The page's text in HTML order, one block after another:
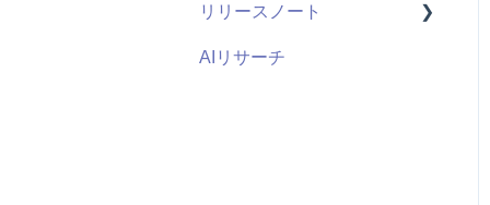
お申し込み・導入
ユーザー管理機能
コンテンツ管理機能
管理サイト
リリースノート
2026年度
AIリサーチ